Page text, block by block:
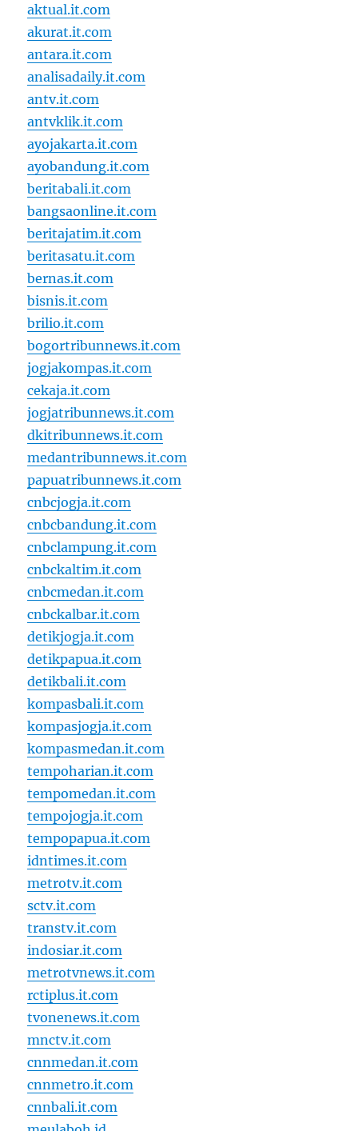
aktual.it.com
akurat.it.com
antara.it.com
analisadaily.it.com
antv.it.com
antvklik.it.com
ayojakarta.it.com
ayobandung.it.com
beritabali.it.com
bangsaonline.it.com
beritajatim.it.com
beritasatu.it.com
bernas.it.com
bisnis.it.com
brilio.it.com
bogortribunnews.it.com
jogjakompas.it.com
cekaja.it.com
jogjatribunnews.it.com
dkitribunnews.it.com
medantribunnews.it.com
papuatribunnews.it.com
cnbcjogja.it.com
cnbcbandung.it.com
cnbclampung.it.com
cnbckaltim.it.com
cnbcmedan.it.com
cnbckalbar.it.com
detikjogja.it.com
detikpapua.it.com
detikbali.it.com
kompasbali.it.com
kompasjogja.it.com
kompasmedan.it.com
tempoharian.it.com
tempomedan.it.com
tempojogja.it.com
tempopapua.it.com
idntimes.it.com
metrotv.it.com
sctv.it.com
transtv.it.com
indosiar.it.com
metrotvnews.it.com
rctiplus.it.com
tvonenews.it.com
mnctv.it.com
cnnmedan.it.com
cnnmetro.it.com
cnnbali.it.com